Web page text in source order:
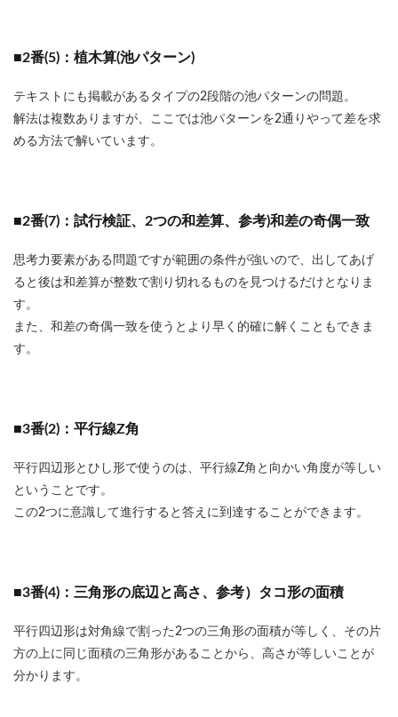
■2番(5)：植木算(池パターン)
テキストにも掲載があるタイプの2段階の池パターンの問題。
解法は複数ありますが、ここでは池パターンを2通りやって差を求
める方法で解いています。
■2番(7)：試行検証、2つの和差算、参考)和差の奇偶一致
思考力要素がある問題ですが範囲の条件が強いので、出してあげ
ると後は和差算が整数で割り切れるものを見つけるだけとなりま
す。
また、和差の奇偶一致を使うとより早く的確に解くこともできま
す。
■3番(2)：平行線Z角
平行四辺形とひし形で使うのは、平行線Z角と向かい角度が等しい
ということです。
この2つに意識して進行すると答えに到達することができます。
■3番(4)：三角形の底辺と高さ、参考）タコ形の面積
平行四辺形は対角線で割った2つの三角形の面積が等しく、その片
方の上に同じ面積の三角形があることから、高さが等しいことが
分かります。